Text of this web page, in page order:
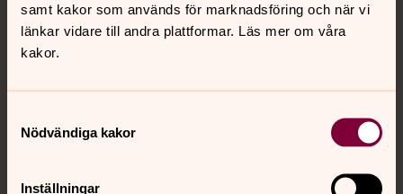
samt kakor som används för marknadsföring och när vi
länkar vidare till andra plattformar. Läs mer om våra
kakor.
Nödvändiga kakor
Inställningar
Kontakt
Kalender